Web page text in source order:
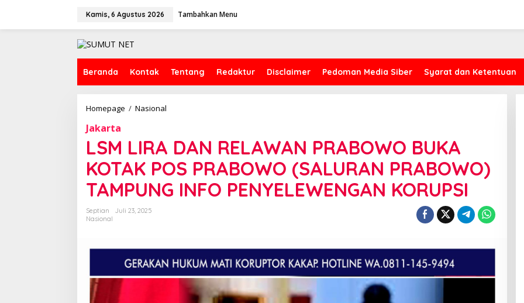
Kamis, 6 Agustus 2026 Tambahkan Menu
Beranda Kontak Tentang Redaktur Disclaimer Pedoman Media Siber Syarat dan Ketentuan
Homepage / Nasional
I
R
A
D
A
A
N
Jakarta
LSM LIRA DAN RELAWAN PRABOWO BUKA
KOTAK POS PRABOWO (SALURAN PRABOWO)
TAMPUNG INFO PENYELEWENGAN KORUPSI
Septian
Juli 23, 2025
Nasional
Kasus Proyek AMI, CYEA Ingatkan
Penilaian Publik Harus
Berdasarkan Fakta, Bukan Opini